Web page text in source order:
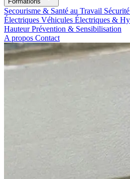
Secourisme & Santé au Travail
Électriques Véhicules Électriques &
HauteurPrévention & Sensibilisation
A propos Contact